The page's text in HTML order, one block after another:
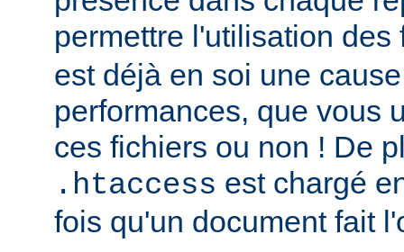
permettre l'utilisation
est déjà en soi une
performances, que vous
ces fichiers ou non ! De
.htaccess est chargé
fois qu'un document fait